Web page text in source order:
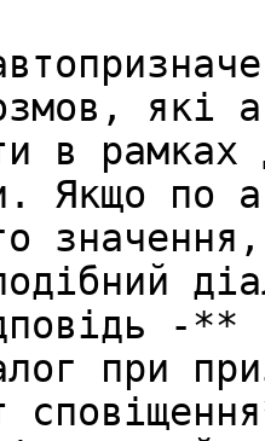
які
в
Якщо по
-**
при